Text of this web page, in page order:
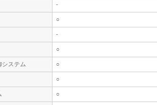
-
○
-
○
システム ○
○
○